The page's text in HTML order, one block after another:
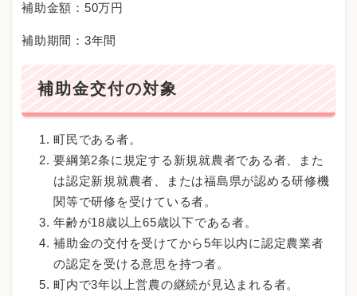
補助金額：50万円
補助期間：3年間
補助金交付の対象
町民である者。
要綱第2条に規定する新規就農者である者、また
は認定新規就農者、または福島県が認める研修機
関等で研修を受けている者。
年齢が18歳以上65歳以下である者。
補助金の交付を受けてから5年以内に認定農業者
の認定を受ける意思を持つ者。
町内で3年以上営農の継続が見込まれる者。